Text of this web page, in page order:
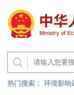
热门搜索： 环境影响